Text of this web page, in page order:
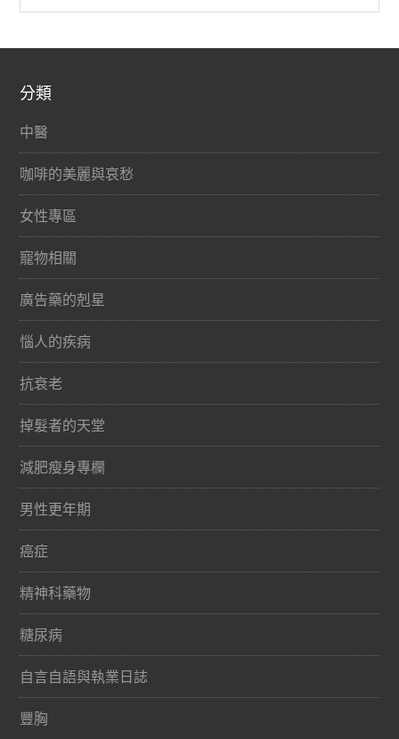
分類
中醫
咖啡的美麗與哀愁
女性專區
寵物相關
廣告藥的剋星
惱人的疾病
抗衰老
掉髮者的天堂
減肥瘦身專欄
男性更年期
癌症
精神科藥物
糖尿病
自言自語與執業日誌
豐胸